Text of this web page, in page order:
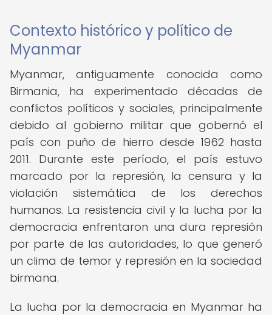
Contexto histórico y político de
Myanmar
Myanmar, antiguamente conocida como
Birmania, ha experimentado décadas de
conflictos políticos y sociales, principalmente
debido al gobierno militar que gobernó el
país con puño de hierro desde 1962 hasta
2011. Durante este período, el país estuvo
marcado por la represión, la censura y la
violación sistemática de los derechos
humanos. La resistencia civil y la lucha por la
democracia enfrentaron una dura represión
por parte de las autoridades, lo que generó
un clima de temor y represión en la sociedad
birmana.
La lucha por la democracia en Myanmar ha